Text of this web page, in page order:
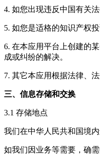
4. 如您出现违反中国有关
5. 如您是适格的知识产权
6. 在本应用平台上创建的
成或纠纷的解决。
7. 其它本应用根据法律、
三、信息存储和交换
3.1 存储地点
我们在中华人民共和国境
如我们因业务等需要，确